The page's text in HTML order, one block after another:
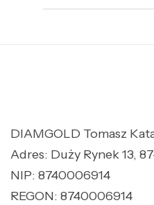
DIAMGOLD Tomasz
Adres: Duży Rynek 13,
NIP: 8740006914
REGON: 8740006914